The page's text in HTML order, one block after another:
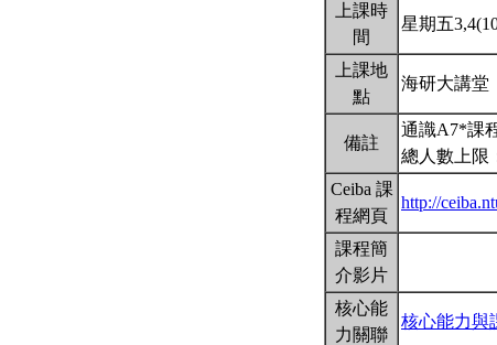
上課時
間
星期五
上課地
點
海研大講堂
備註
通識A7*課
總人數上限
Ceiba 課
程網頁
http://
課程簡
介影片
核心能
力關聯
核心能力與